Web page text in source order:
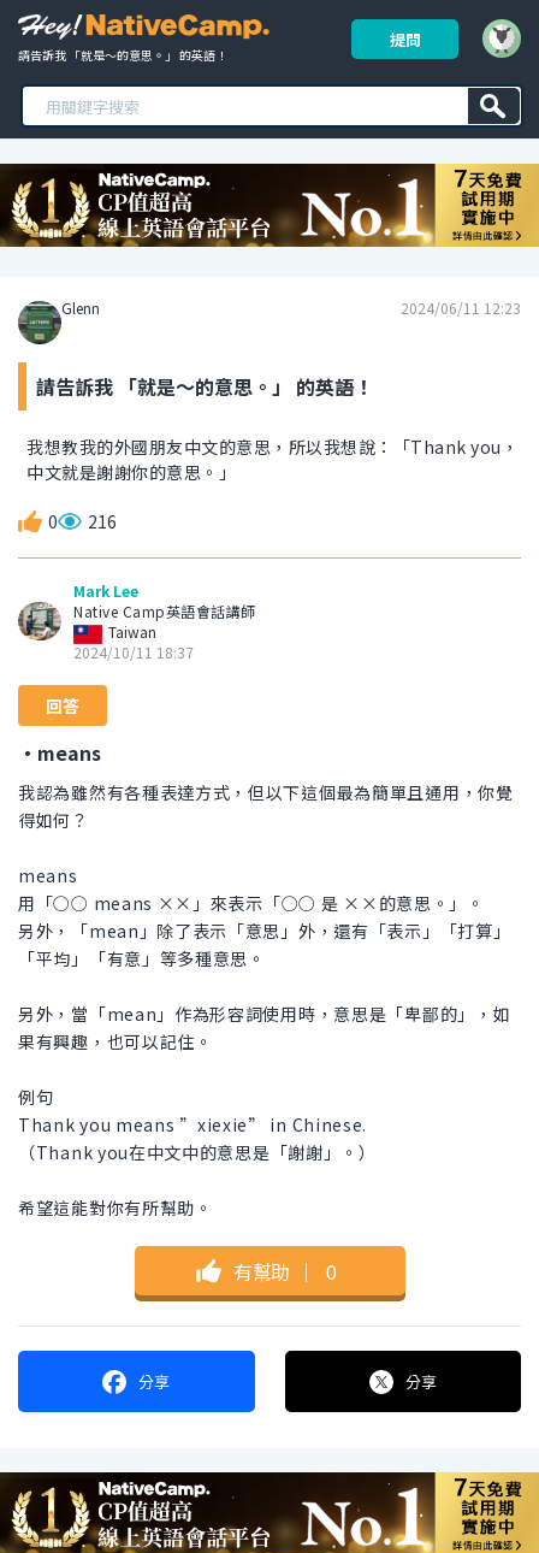
請告訴我 「就是～的意思。」 的英語！
提問
Glenn 2024/06/11 12:23
請告訴我 「就是～的意思。」 的英語！
我想教我的外國朋友中文的意思，所以我想說：「Thank you，
中文就是謝謝你的意思。」
0 216
Mark Lee
Native Camp英語會話講師
Taiwan
2024/10/11 18:37
回答
・means
我認為雖然有各種表達方式，但以下這個最為簡單且通用，你覺
得如何？
means
用「○○ means ××」來表示「○○ 是 ××的意思。」。
另外，「mean」除了表示「意思」外，還有「表示」「打算」
「平均」「有意」等多種意思。
另外，當「mean」作為形容詞使用時，意思是「卑鄙的」，如
果有興趣，也可以記住。
例句
Thank you means ”xiexie” in Chinese.
（Thank you在中文中的意思是「謝謝」。）
希望這能對你有所幫助。
有幫助 ｜ 0
分享 分享